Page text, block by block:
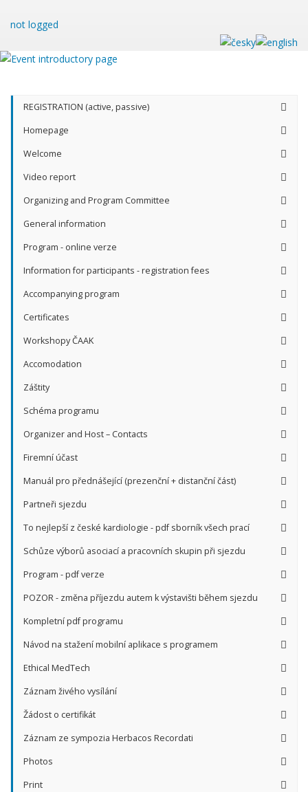
not logged
REGISTRATION (active, passive)
Homepage
Welcome
Video report
Organizing and Program Committee
General information
Program - online verze
Information for participants - registration fees
Accompanying program
Certificates
Workshopy ČAAK
Accomodation
Záštity
Schéma programu
Organizer and Host – Contacts
Firemní účast
Manuál pro přednášející (prezenční + distanční část)
Partneři sjezdu
To nejlepší z české kardiologie - pdf sborník všech prací
Schůze výborů asociací a pracovních skupin při sjezdu
Program - pdf verze
POZOR - změna příjezdu autem k výstavišti během sjezdu
Kompletní pdf programu
Návod na stažení mobilní aplikace s programem
Ethical MedTech
Záznam živého vysílání
Žádost o certifikát
Záznam ze sympozia Herbacos Recordati
Photos
Print